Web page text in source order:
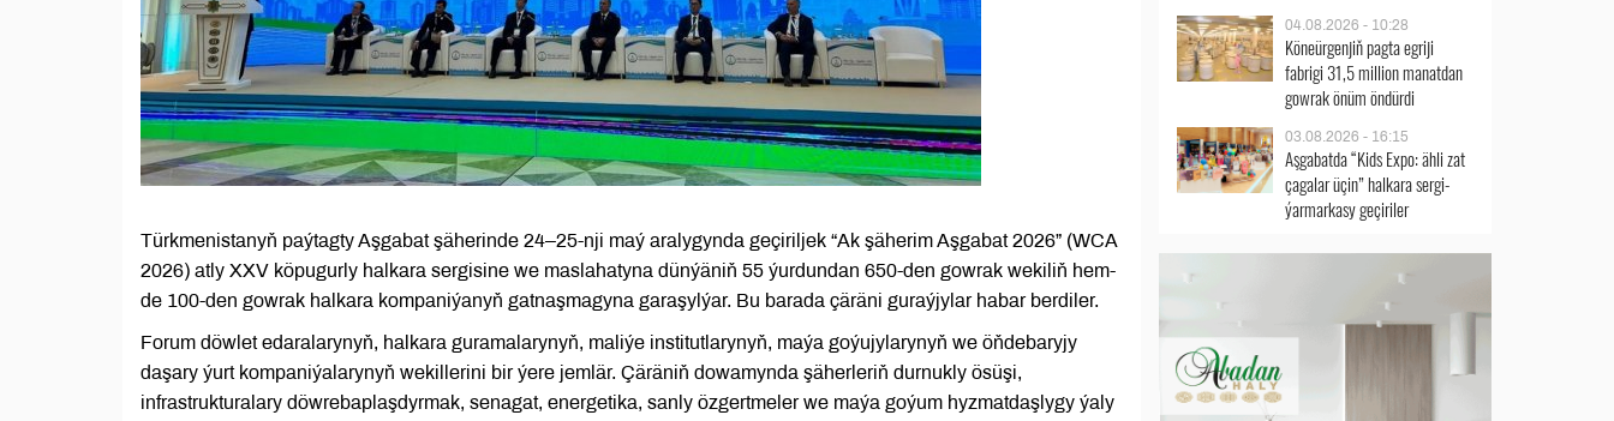
Türkmenistanyň paýtagty Aşgabat şäherinde 24–25-nji maý aralygynda geçiriljek “Ak şäherim Aşgabat 2026” (WCA
2026) atly XXV köpugurly halkara sergisine we maslahatyna dünýäniň 55 ýurdundan 650-den gowrak wekiliň hem-
de 100-den gowrak halkara kompaniýanyň gatnaşmagyna garaşylýar. Bu barada çäräni guraýjylar habar berdiler.
Forum döwlet edaralarynyň, halkara guramalarynyň, maliýe institutlarynyň, maýa goýujylarynyň we öňdebaryjy
daşary ýurt kompaniýalarynyň wekillerini bir ýere jemlär. Çäräniň dowamynda şäherleriň durnukly ösüşi,
infrastrukturalary döwrebaplaşdyrmak, senagat, energetika, sanly özgertmeler we maýa goýum hyzmatdaşlygy ýaly
04.08.2026 - 10:28
Köneürgenjiň pagta egriji
fabrigi 31,5 million manatdan
gowrak önüm öndürdi
03.08.2026 - 16:15
Aşgabatda “Kids Expo: ähli zat
çagalar üçin” halkara sergi-
ýarmarkasy geçiriler